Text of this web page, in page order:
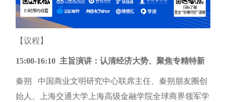
【议程】
15:00-16:10 主旨演讲：认清经济大势、聚焦专精特新
秦朔 中国商业文明研究中心联席主任、秦朔朋友圈创
始人、上海交通大学上海高级金融学院全球商界领军学